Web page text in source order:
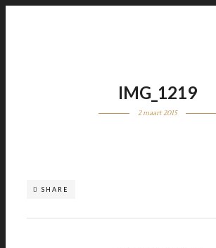
IMG_1219
2 maart 2015
SHARE